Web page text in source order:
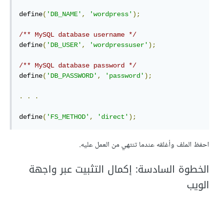
define( 'DB_NAME' , 'wordpress' );
/** MySQL database username */
define( 'DB_USER' , 'wordpressuser' );
/** MySQL database password */
define( 'DB_PASSWORD' , 'password' );
. . .
define( 'FS_METHOD' , 'direct' );
احفظ الملف وأغلقه عندما تنتهي من العمل عليه.
الخطوة السادسة: إكمال التثبيت عبر واجهة
الويب